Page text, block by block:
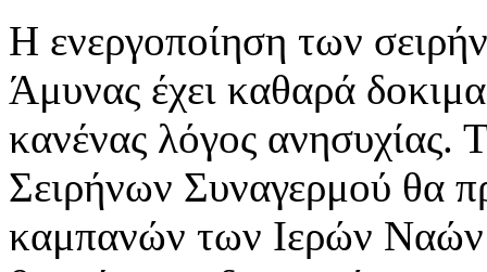
Η ενεργοποίηση των
Άμυνας έχει καθαρά
κανένας λόγος ανησυχίας.
Σειρήνων Συναγερμού θα
καμπανών των Ιερών Ναών